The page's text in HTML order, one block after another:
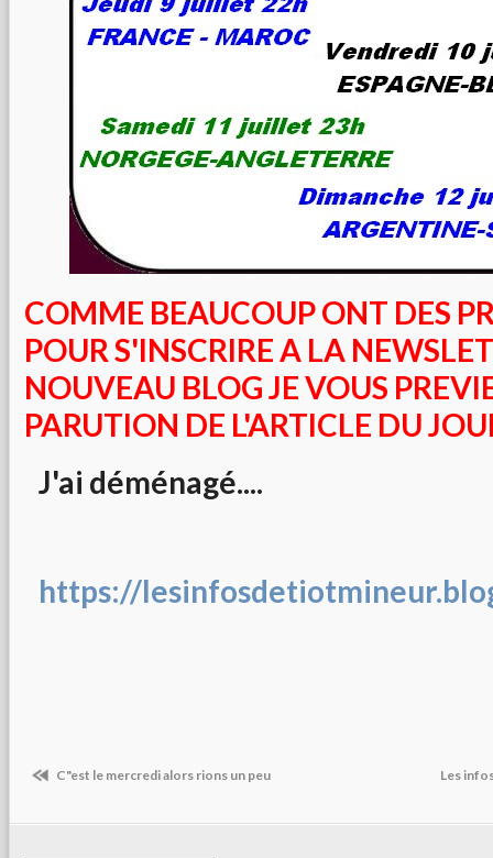
COMME BEAUCOUP ONT DES
POUR S'INSCRIRE A LA
NOUVEAU BLOG JE VOUS
PARUTION DE L'ARTICLE DU
J'ai déménagé....
https://
C"est le mercredi alors rions un peu Les